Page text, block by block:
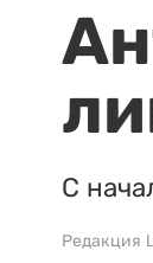
С
Редакция